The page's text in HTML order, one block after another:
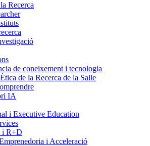
Recerca
de coneixement i tecnologia
de la Recerca de la Salle
IA
i Executive Education
i R+D
i Acceleració